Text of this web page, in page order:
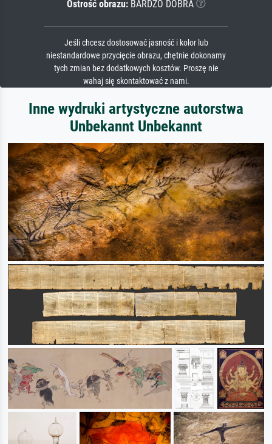
Ostrość obrazu:BARDZO DOBRA
Jeśli chcesz dostosować jasność i kolor lub
niestandardowe przycięcie obrazu, chętnie dokonamy
tych zmian bez dodatkowych kosztów. Proszę nie
wahaj się skontaktować z nami.
Inne wydruki artystyczne autorstwa
Unbekannt Unbekannt